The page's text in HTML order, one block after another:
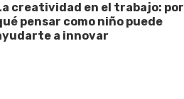
creatividad en el trabajo: por
pensar como niño puede
a innovar